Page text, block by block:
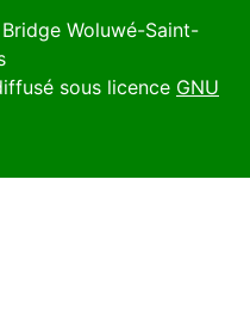
Woluwé-Saint-
sous licence GNU